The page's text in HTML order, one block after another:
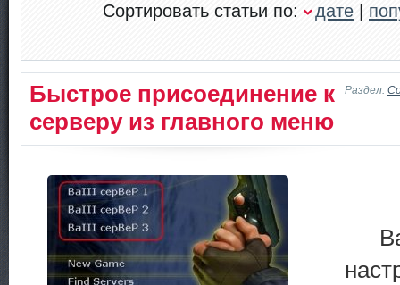
Сортировать статьи по: дате
Раздел:
Быстрое присоединение к
серверу из главного меню